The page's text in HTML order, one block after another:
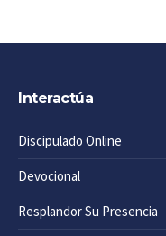
Interactúa
Discipulado Online
Devocional
Resplandor Su Presencia